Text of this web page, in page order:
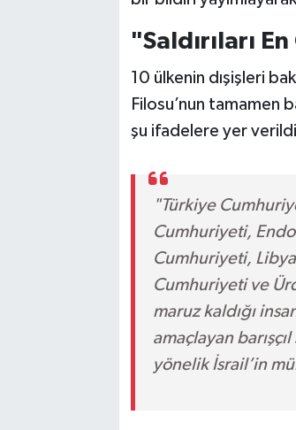
"Saldırıları
10 ülkenin dışişleri
Filosu’nun tamamen
şu ifadelere yer
"Türkiye
Cumhuriyeti,
Cumhuriyeti,
Cumhuriyeti ve
maruz kaldığı
amaçlayan
yönelik İsrail’in